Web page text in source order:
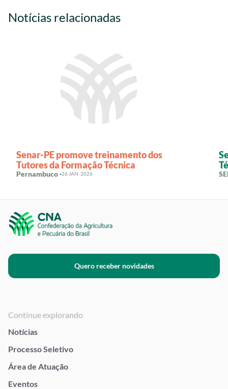
Notícias relacionadas
Senar-PE promove treinamento dos
Tutores da Formação Técnica
Pernambuco ·26 JAN. 2026
Quero receber novidades
Continue explorando
Notícias
Processo Seletivo
Área de Atuação
Eventos